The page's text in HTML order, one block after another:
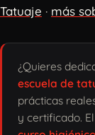
Tatuaje · más
¿Quieres
escuela de
prácticas
y certificado. El